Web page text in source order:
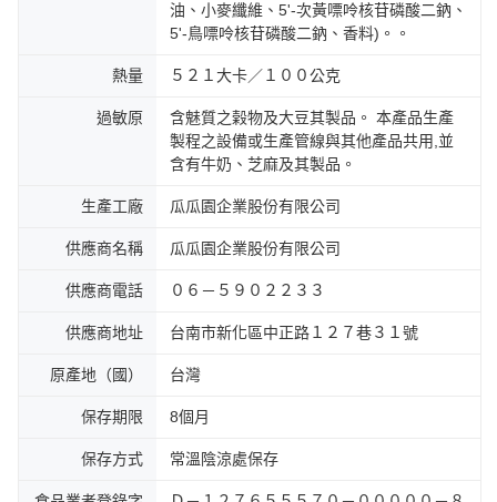
油、小麥纖維、5'-次黃嘌呤核苷磷酸二鈉、
5'-鳥嘌呤核苷磷酸二鈉、香料)。。
熱量 ５２１大卡／１００公克
過敏原
含魅質之榖物及大豆其製品。 本產品生產
製程之設備或生產管線與其他產品共用,並
含有牛奶、芝麻及其製品。
生產工廠 瓜瓜園企業股份有限公司
供應商名稱 瓜瓜園企業股份有限公司
供應商電話 ０６－５９０２２３３
供應商地址 台南市新化區中正路１２７巷３１號
原產地（國） 台灣
保存期限 8個月
保存方式 常溫陰涼處保存